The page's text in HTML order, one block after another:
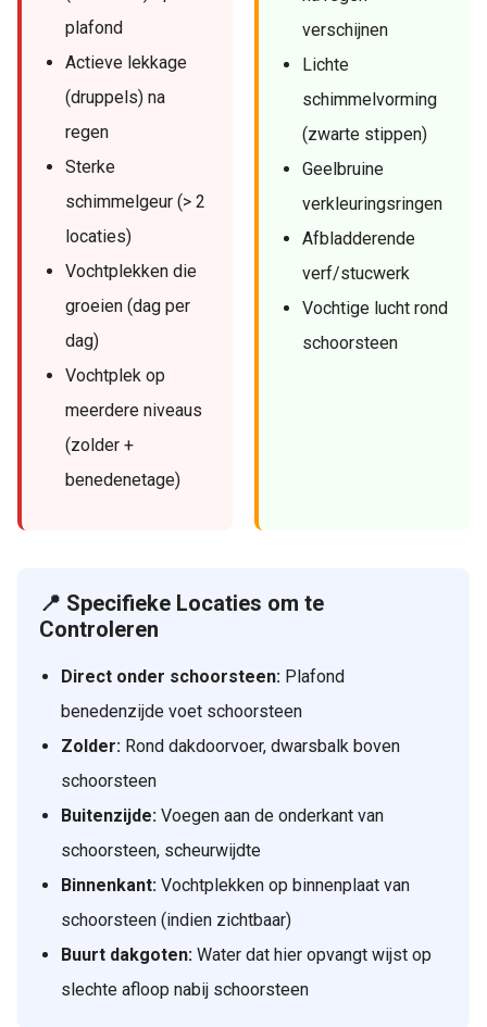
plafond
Actieve lekkage
(druppels) na
regen
Sterke
schimmelgeur (> 2
locaties)
Vochtplekken die
groeien (dag per
dag)
Vochtplek op
meerdere niveaus
(zolder +
benedenetage)
verschijnen
Lichte
schimmelvorming
(zwarte stippen)
Geelbruine
verkleuringsringen
Afbladderende
verf/stucwerk
Vochtige lucht rond
schoorsteen
📍 Specifieke Locaties om te
Controleren
Direct onder schoorsteen: Plafond
benedenzijde voet schoorsteen
Zolder: Rond dakdoorvoer, dwarsbalk boven
schoorsteen
Buitenzijde: Voegen aan de onderkant van
schoorsteen, scheurwijdte
Binnenkant: Vochtplekken op binnenplaat van
schoorsteen (indien zichtbaar)
Buurt dakgoten: Water dat hier opvangt wijst op
slechte afloop nabij schoorsteen